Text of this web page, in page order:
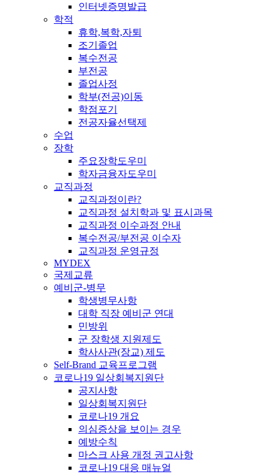
인터넷증명발급
학적
휴학,복학,자퇴
조기졸업
복수전공
부전공
졸업사정
학부(전공)이동
학점포기
전공자율선택제
수업
장학
주요장학도우미
학자금융자도우미
교직과정
교직과정이란?
교직과정 설치학과 및 표시과목
교직과정 이수과정 안내
복수전공/부전공 이수자
교직과정 운영규정
MYDEX
국제교류
예비군-병무
학생병무사항
대학 직장 예비군 연대
민방위
군 장학생 지원제도
학사사관(장교) 제도
Self-Brand 교육프로그램
코로나19 일상회복지원단
공지사항
일상회복지원단
코로나19 개요
의심증상을 보이는 경우
예방수칙
마스크 사용 개정 권고사항
코로나19 대응 매뉴얼